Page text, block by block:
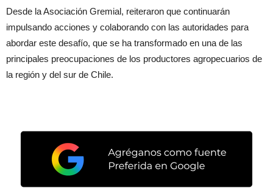
Desde la Asociación Gremial, reiteraron que continuarán
impulsando acciones y colaborando con las autoridades para
abordar este desafío, que se ha transformado en una de las
principales preocupaciones de los productores agropecuarios de
la región y del sur de Chile.